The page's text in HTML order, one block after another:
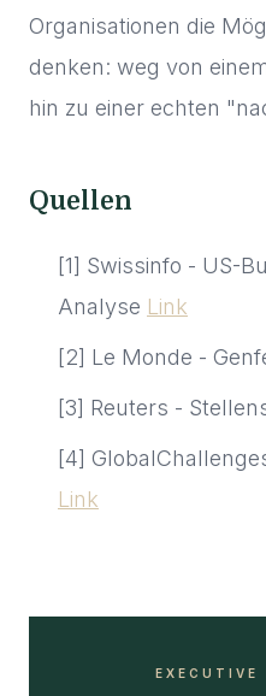
Organisationen die
denken: weg von
hin zu einer echten
Quellen
[1] Swissinfo - US-
Analyse Link
[2] Le Monde -
[3] Reuters -
[4]
Link
EXECUTIVE